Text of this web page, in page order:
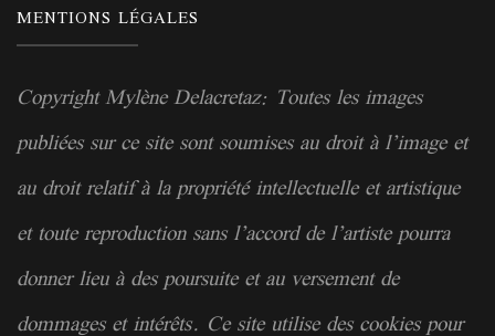
MENTIONS LÉGALES
Copyright Mylène Delacretaz: Toutes les images
publiées sur ce site sont soumises au droit à l’image et
au droit relatif à lapropriétéintellectuelle et artistique
et toute reproduction sans l’accord de l’artiste pourra
donner lieu à des poursuite et au versement de
dommages et intérêts. Ce site utilise des cookies pour